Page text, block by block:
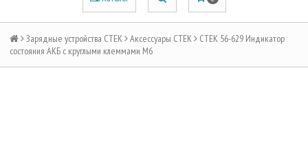
Зарядные устройства CTEK Аксессуары CTEK
CTEK 56-629 Индикатор
состояния АКБ с круглыми клеммами М6